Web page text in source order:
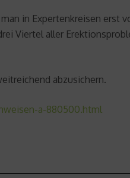
in Expertenkreisen erst
Viertel aller
abzusichern.
a-880500.html